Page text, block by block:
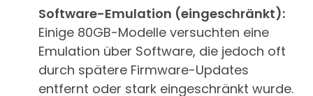
Software-Emulation (eingeschränkt):
Einige 80GB-Modelle versuchten eine
Emulation über Software, die jedoch oft
durch spätere Firmware-Updates
entfernt oder stark eingeschränkt wurde.